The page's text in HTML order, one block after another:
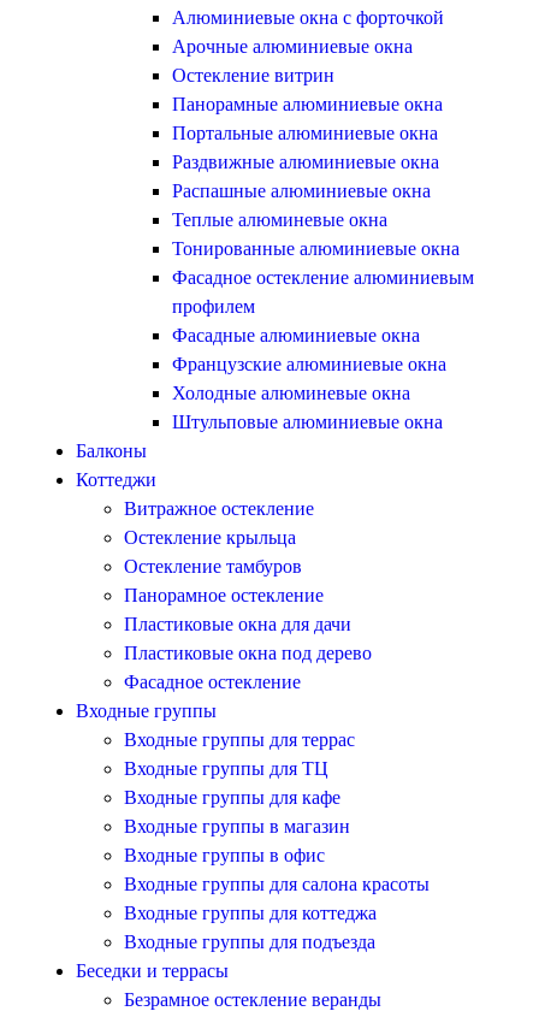
Алюминиевые окна с форточкой
Арочные алюминиевые окна
Остекление витрин
Панорамные алюминиевые окна
Портальные алюминиевые окна
Раздвижные алюминиевые окна
Распашные алюминиевые окна
Теплые алюминевые окна
Тонированные алюминиевые окна
Фасадное остекление алюминиевым
профилем
Фасадные алюминиевые окна
Французские алюминиевые окна
Холодные алюминевые окна
Штульповые алюминиевые окна
Балконы
Коттеджи
Витражное остекление
Остекление крыльца
Остекление тамбуров
Панорамное остекление
Пластиковые окна для дачи
Пластиковые окна под дерево
Фасадное остекление
Входные группы
Входные группы для террас
Входные группы для ТЦ
Входные группы для кафе
Входные группы в магазин
Входные группы в офис
Входные группы для салона красоты
Входные группы для коттеджа
Входные группы для подъезда
Беседки и террасы
Безрамное остекление веранды